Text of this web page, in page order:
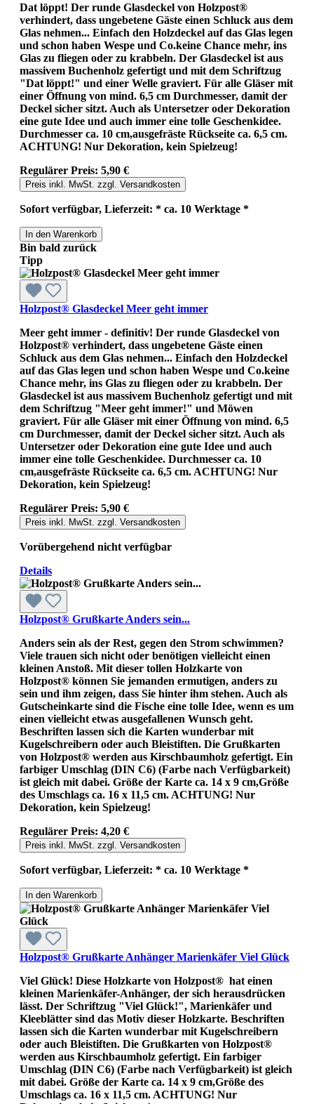
Dat löppt! Der runde Glasdeckel von Holzpost®
verhindert, dass ungebetene Gäste einen Schluck aus dem
Glas nehmen... Einfach den Holzdeckel auf das Glas legen
und schon haben Wespe und Co.keine Chance mehr, ins
Glas zu fliegen oder zu krabbeln. Der Glasdeckel ist aus
massivem Buchenholz gefertigt und mit dem Schriftzug
"Dat löppt!" und einer Welle graviert. Für alle Gläser mit
einer Öffnung von mind. 6,5 cm Durchmesser, damit der
Deckel sicher sitzt. Auch als Untersetzer oder Dekoration
eine gute Idee und auch immer eine tolle Geschenkidee.
Durchmesser ca. 10 cm,ausgefräste Rückseite ca. 6,5 cm.
ACHTUNG! Nur Dekoration, kein Spielzeug!
Regulärer Preis: 5,90 €
Preis inkl. MwSt. zzgl. Versandkosten
Sofort verfügbar, Lieferzeit: * ca. 10 Werktage *
In den Warenkorb
Bin bald zurück
Tipp
Holzpost® Glasdeckel Meer geht immer
Meer geht immer - definitiv! Der runde Glasdeckel von
Holzpost® verhindert, dass ungebetene Gäste einen
Schluck aus dem Glas nehmen... Einfach den Holzdeckel
auf das Glas legen und schon haben Wespe und Co.keine
Chance mehr, ins Glas zu fliegen oder zu krabbeln. Der
Glasdeckel ist aus massivem Buchenholz gefertigt und mit
dem Schriftzug "Meer geht immer!" und Möwen
graviert. Für alle Gläser mit einer Öffnung von mind. 6,5
cm Durchmesser, damit der Deckel sicher sitzt. Auch als
Untersetzer oder Dekoration eine gute Idee und auch
immer eine tolle Geschenkidee. Durchmesser ca. 10
cm,ausgefräste Rückseite ca. 6,5 cm. ACHTUNG! Nur
Dekoration, kein Spielzeug!
Regulärer Preis: 5,90 €
Preis inkl. MwSt. zzgl. Versandkosten
Vorübergehend nicht verfügbar
Details
Holzpost® Grußkarte Anders sein...
Anders sein als der Rest, gegen den Strom schwimmen?
Viele trauen sich nicht oder benötigen vielleicht einen
kleinen Anstoß. Mit dieser tollen Holzkarte von
Holzpost® können Sie jemanden ermutigen, anders zu
sein und ihm zeigen, dass Sie hinter ihm stehen. Auch als
Gutscheinkarte sind die Fische eine tolle Idee, wenn es um
einen vielleicht etwas ausgefallenen Wunsch geht.
Beschriften lassen sich die Karten wunderbar mit
Kugelschreibern oder auch Bleistiften. Die Grußkarten
von Holzpost® werden aus Kirschbaumholz gefertigt. Ein
farbiger Umschlag (DIN C6) (Farbe nach Verfügbarkeit)
ist gleich mit dabei. Größe der Karte ca. 14 x 9 cm,Größe
des Umschlags ca. 16 x 11,5 cm. ACHTUNG! Nur
Dekoration, kein Spielzeug!
Regulärer Preis: 4,20 €
Preis inkl. MwSt. zzgl. Versandkosten
Sofort verfügbar, Lieferzeit: * ca. 10 Werktage *
In den Warenkorb
Holzpost® Grußkarte Anhänger Marienkäfer Viel Glück
Viel Glück! Diese Holzkarte von Holzpost® hat einen
kleinen Marienkäfer-Anhänger, der sich herausdrücken
lässt. Der Schriftzug "Viel Glück!", Marienkäfer und
Kleeblätter sind das Motiv dieser Holzkarte. Beschriften
lassen sich die Karten wunderbar mit Kugelschreibern
oder auch Bleistiften. Die Grußkarten von Holzpost®
werden aus Kirschbaumholz gefertigt. Ein farbiger
Umschlag (DIN C6) (Farbe nach Verfügbarkeit) ist gleich
mit dabei. Größe der Karte ca. 14 x 9 cm,Größe des
Umschlags ca. 16 x 11,5 cm. ACHTUNG! Nur